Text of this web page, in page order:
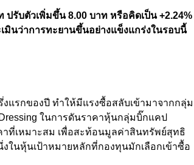
รับตัวเพิ่มขึ้น 8.00 บาท หรือคิดเป็น +2.24%
นว่าการทะยานขึ้นอย่างแข็งแกร่งในรอบนี้
แรกของปี ทำให้มีแรงซื้อสลับเข้ามาจากกลุ่ม
ในการดันราคาหุ้นกลุ่มบิ๊กแคป
าที่เหมาะสม เพื่อสะท้อนมูลค่าสินทรัพย์สุทธิ
ในหุ้นเป้าหมายหลักที่กองทุนมักเลือกเข้าซื้อ